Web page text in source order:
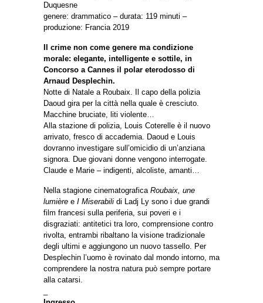
Duquesne
genere: drammatico – durata: 119 minuti –
produzione: Francia 2019
Il crime non come genere ma condizione
morale: elegante, intelligente e sottile, in
Concorso a Cannes il polar eterodosso di
Arnaud Desplechin.
Notte di Natale a Roubaix. Il capo della polizia
Daoud gira per la città nella quale è cresciuto.
Macchine bruciate, liti violente…
Alla stazione di polizia, Louis Coterelle è il nuovo
arrivato, fresco di accademia. Daoud e Louis
dovranno investigare sull’omicidio di un’anziana
signora. Due giovani donne vengono interrogate.
Claude e Marie – indigenti, alcoliste, amanti…
Nella stagione cinematografica Roubaix, une
lumière e I Miserabili di Ladj Ly sono i due grandi
film francesi sulla periferia, sui poveri e i
disgraziati: antitetici tra loro, comprensione contro
rivolta, entrambi ribaltano la visione tradizionale
degli ultimi e aggiungono un nuovo tassello. Per
Desplechin l’uomo è rovinato dal mondo intorno, ma
comprendere la nostra natura può sempre portare
alla catarsi.